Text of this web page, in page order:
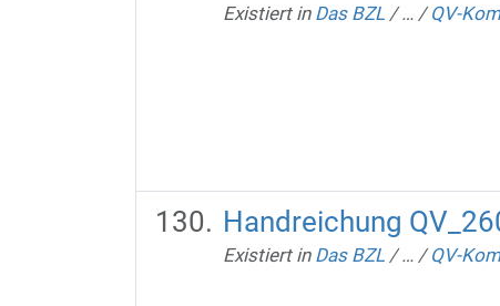
Existiert in Das BZL /… /QV-
Handreichung
Existiert in Das BZL /… /QV-